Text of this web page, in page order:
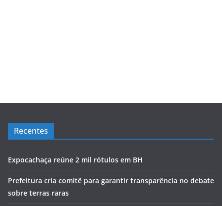
Recentes
Expocachaça reúne 2 mil rótulos em BH
Prefeitura cria comitê para garantir transparência no debate
sobre terras raras